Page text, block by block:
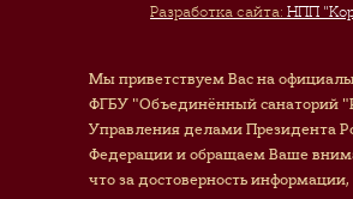
Разработка сайта: НПП
Мы приветствуем Вас на
ФГБУ "Объединённый санаторий
Управления делами Президента
Федерации и обращаем Ваше
что за достоверность информации,